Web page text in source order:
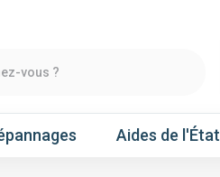
vous ?
Aides de l'État